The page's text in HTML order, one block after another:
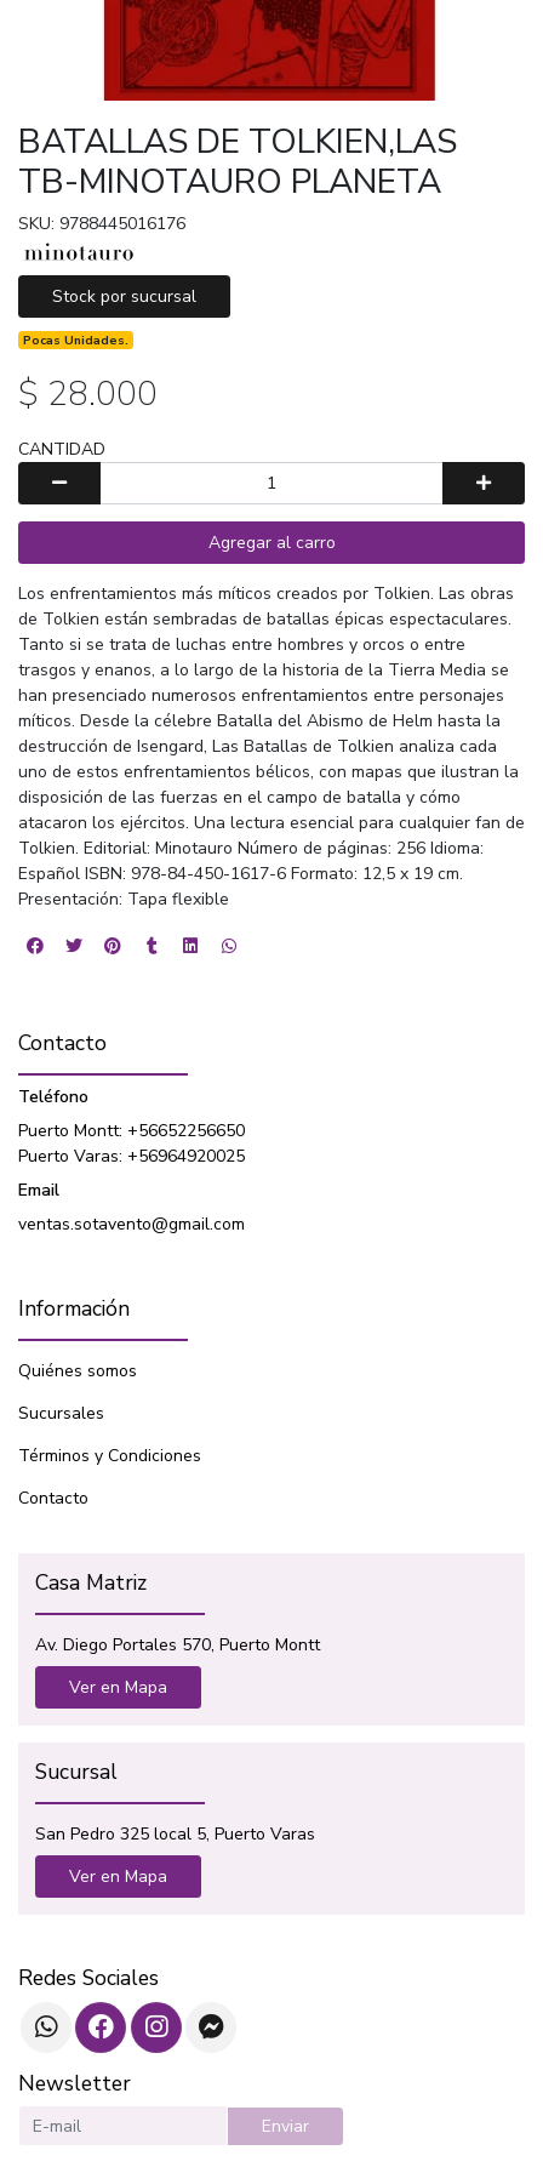
BATALLAS DE TOLKIEN,LAS
TB-MINOTAURO PLANETA
SKU: 9788445016176
Stock por sucursal
Pocas Unidades.
$ 28.000
CANTIDAD
Agregar al carro
Los enfrentamientos más míticos creados por Tolkien. Las obras
de Tolkien están sembradas de batallas épicas espectaculares.
Tanto si se trata de luchas entre hombres y orcos o entre
trasgos y enanos, a lo largo de la historia de la Tierra Media se
han presenciado numerosos enfrentamientos entre personajes
míticos. Desde la célebre Batalla del Abismo de Helm hasta la
destrucción de Isengard, Las Batallas de Tolkien analiza cada
uno de estos enfrentamientos bélicos, con mapas que ilustran la
disposición de las fuerzas en el campo de batalla y cómo
atacaron los ejércitos. Una lectura esencial para cualquier fan de
Tolkien. Editorial: Minotauro Número de páginas: 256 Idioma:
Español ISBN: 978-84-450-1617-6 Formato: 12,5 x 19 cm.
Presentación: Tapa flexible
Contacto
Teléfono
Puerto Montt: +56652256650
Puerto Varas: +56964920025
Email
ventas.sotavento@gmail.com
Información
Quiénes somos
Sucursales
Términos y Condiciones
Contacto
Casa Matriz
Av. Diego Portales 570, Puerto Montt
Ver en Mapa
Sucursal
San Pedro 325 local 5, Puerto Varas
Ver en Mapa
Redes Sociales
Newsletter
Enviar